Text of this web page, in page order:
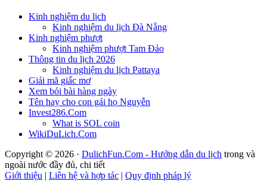
Kinh nghiệm du lịch
Kinh nghiệm du lịch Đà Nẵng
Kinh nghiệm phượt
Kinh nghiệm phượt Tam Đảo
Thông tin du lịch 2026
Kinh nghiệm du lịch Pattaya
Giải mã giấc mơ
Xem bói bài hàng ngày
Tên hay cho con gái họ Nguyễn
Invest286.Com
What is SOL coin
WikiDuLich.Com
Copyright © 2026 · DulichFun.Com - Hướng dẫn du lịch trong và
ngoài nước đầy đủ, chi tiết
Giới thiệu | Liên hệ và hợp tác | Quy định pháp lý